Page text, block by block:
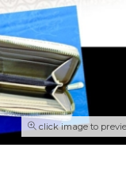
click image to